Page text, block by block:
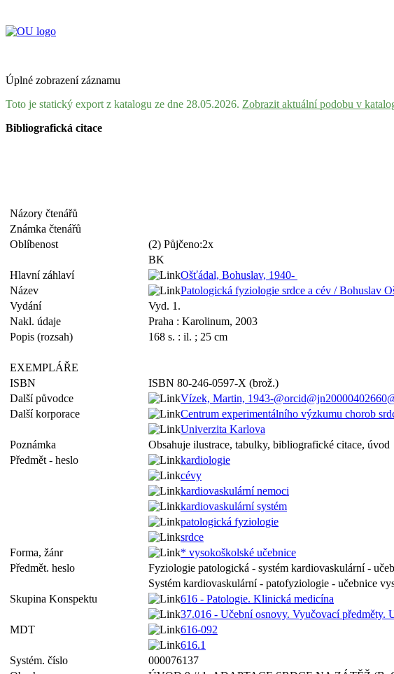
Úplné zobrazení záznamu
Toto je statický export z katalogu ze dne 28.05.2026. Zobrazit aktuální podobu v
Bibliografická citace
Názory čtenářů
Známka čtenářů
Oblíbenost
(2) Půjčeno:2x
BK
Hlavní záhlaví
Ošťádal, Bohuslav, 1940-
Název
Patologická fyziologie srdce a cév / Bohuslav
Vydání
Vyd. 1.
Nakl. údaje
Praha : Karolinum, 2003
Popis (rozsah)
168 s. : il. ; 25 cm
EXEMPLÁŘE
ISBN
ISBN 80-246-0597-X (brož.)
Další původce
Vízek, Martin, 1943-
Další korporace
Centrum experimentálního výzkumu chorob
Univerzita Karlova
Poznámka
Obsahuje ilustrace, tabulky, bibliografické citace, úvod
Předmět - heslo
kardiologie
cévy
kardiovaskulární nemoci
kardiovaskulární systém
patologická fyziologie
srdce
Forma, žánr
* vysokoškolské učebnice
Předmět. heslo
Fyziologie patologická - systém kardiovaskulární -
Systém kardiovaskulární - patofyziologie - učebnice
Skupina Konspektu
616 - Patologie. Klinická medicína
37.016 - Učební osnovy. Vyučovací předměty.
MDT
616-092
616.1
Systém. číslo
000076137